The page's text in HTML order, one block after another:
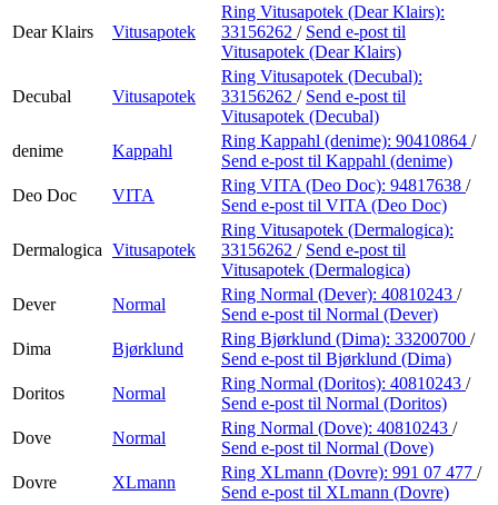
Dear Klairs Vitusapotek
Ring Vitusapotek (Dear Klairs):
33156262 / Send e-post til
Vitusapotek (Dear Klairs)
Decubal Vitusapotek
Ring Vitusapotek (Decubal):
33156262 / Send e-post til
Vitusapotek (Decubal)
denime
Kappahl
Ring Kappahl (denime): 90410864 /
Send e-post til Kappahl (denime)
Deo Doc
VITA
Ring VITA (Deo Doc): 94817638 /
Send e-post til VITA (Deo Doc)
Dermalogica Vitusapotek
Ring Vitusapotek (Dermalogica):
33156262 / Send e-post til
Vitusapotek (Dermalogica)
Dever
Normal
Ring Normal (Dever): 40810243 /
Send e-post til Normal (Dever)
Dima
Bjørklund
Ring Bjørklund (Dima): 33200700 /
Send e-post til Bjørklund (Dima)
Doritos
Normal
Ring Normal (Doritos): 40810243 /
Send e-post til Normal (Doritos)
Dove
Normal
Ring Normal (Dove): 40810243 /
Send e-post til Normal (Dove)
Dovre
XLmann
Ring XLmann (Dovre): 991 07 477 /
Send e-post til XLmann (Dovre)